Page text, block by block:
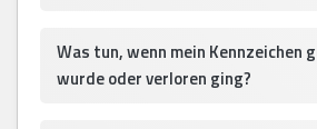
Was tun, wenn mein Kennzeichen
wurde oder verloren ging?